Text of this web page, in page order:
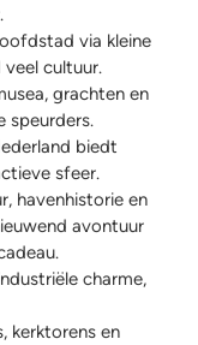
via kleine
cultuur.
grachten en
speurders.
biedt
sfeer.
havenhistorie en
avontuur
charme,
kerktorens en